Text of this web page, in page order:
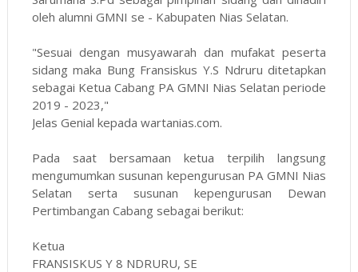
oleh alumni GMNI se - Kabupaten Nias Selatan.
"Sesuai dengan musyawarah dan mufakat peserta
sidang maka Bung Fransiskus Y.S Ndruru ditetapkan
sebagai Ketua Cabang PA GMNI Nias Selatan periode
2019 - 2023,"
Jelas Genial kepada wartanias.com.
Pada saat bersamaan ketua terpilih langsung
mengumumkan susunan kepengurusan PA GMNI Nias
Selatan serta susunan kepengurusan Dewan
Pertimbangan Cabang sebagai berikut:
Ketua
FRANSISKUS Y 8 NDRURU, SE